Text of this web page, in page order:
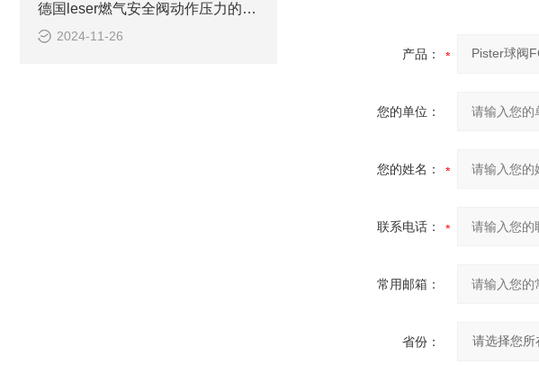
德国leser燃气安全阀动作压力的规定
2024-11-26
产品：
您的单位：
您的姓名：
联系电话：
常用邮箱：
省份：